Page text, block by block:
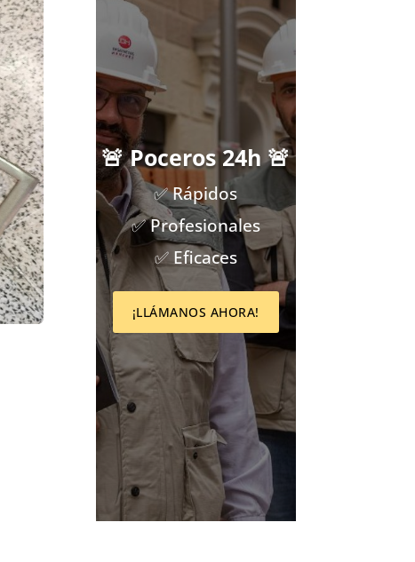
🚨 Poceros 24h 🚨
✅ Rápidos
✅ Profesionales
✅ Eficaces
¡LLÁMANOS AHORA!